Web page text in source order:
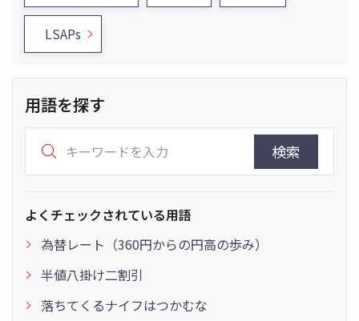
LSAPs
用語を探す
検索
よくチェックされている用語
為替レート（360円からの円高の歩み）
半値八掛け二割引
落ちてくるナイフはつかむな